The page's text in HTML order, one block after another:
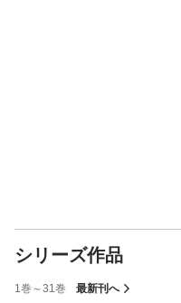
シリーズ作品
1巻～31巻 最新刊へ